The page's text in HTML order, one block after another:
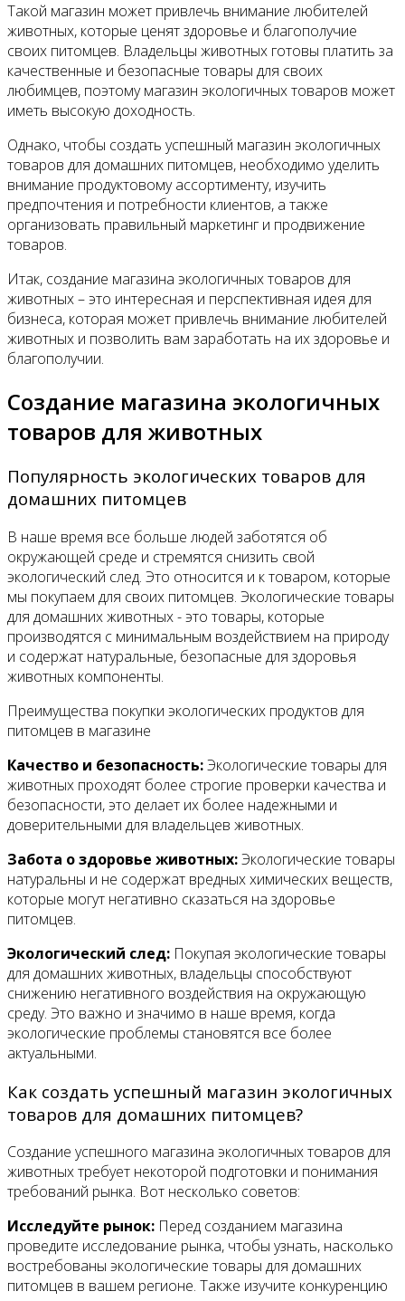
Такой магазин может привлечь внимание любителей
животных, которые ценят здоровье и благополучие
своих питомцев. Владельцы животных готовы платить за
качественные и безопасные товары для своих
любимцев, поэтому магазин экологичных товаров может
иметь высокую доходность.
Однако, чтобы создать успешный магазин экологичных
товаров для домашних питомцев, необходимо уделить
внимание продуктовому ассортименту, изучить
предпочтения и потребности клиентов, а также
организовать правильный маркетинг и продвижение
товаров.
Итак, создание магазина экологичных товаров для
животных – это интересная и перспективная идея для
бизнеса, которая может привлечь внимание любителей
животных и позволить вам заработать на их здоровье и
благополучии.
Создание магазина экологичных
товаров для животных
Популярность экологических товаров для
домашних питомцев
В наше время все больше людей заботятся об
окружающей среде и стремятся снизить свой
экологический след. Это относится и к товаром, которые
мы покупаем для своих питомцев. Экологические товары
для домашних животных - это товары, которые
производятся с минимальным воздействием на природу
и содержат натуральные, безопасные для здоровья
животных компоненты.
Преимущества покупки экологических продуктов для
питомцев в магазине
Качество и безопасность:Экологические товары для
животных проходят более строгие проверки качества и
безопасности, это делает их более надежными и
доверительными для владельцев животных.
Забота о здоровье животных:Экологические товары
натуральны и не содержат вредных химических веществ,
которые могут негативно сказаться на здоровье
питомцев.
Экологический след: Покупая экологические товары
для домашних животных, владельцы способствуют
снижению негативного воздействия на окружающую
среду. Это важно и значимо в наше время, когда
экологические проблемы становятся все более
актуальными.
Как создать успешный магазин экологичных
товаров для домашних питомцев?
Создание успешного магазина экологичных товаров для
животных требует некоторой подготовки и понимания
требований рынка. Вот несколько советов:
Исследуйте рынок: Перед созданием магазина
проведите исследование рынка, чтобы узнать, насколько
востребованы экологические товары для домашних
питомцев в вашем регионе. Также изучите конкуренцию